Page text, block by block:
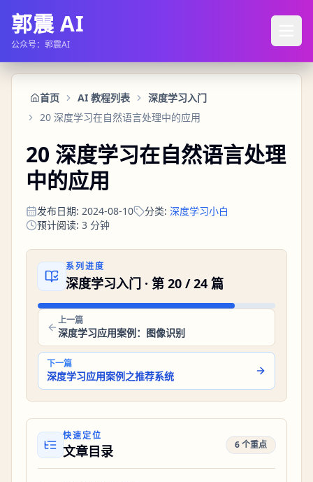
郭震 AI
公众号：郭震AI
首页 AI 教程列表
深度学习入门
20 深度学习在自然语言处理中的应用
20 深度学习在自然语言处理
中的应用
发布日期: 2024-08-10 分类: 深度学习小白
预计阅读: 3 分钟
系列进度
深度学习入门 · 第 20 /24 篇
上一篇
深度学习应用案例：图像识别
下一篇
深度学习应用案例之推荐系统
快速定位
文章目录 6 个重点